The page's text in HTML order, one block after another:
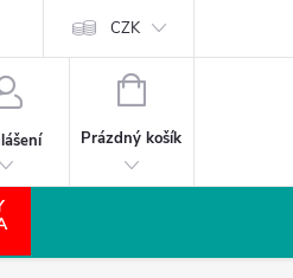
CZK
NÁKUPNÍ KOŠÍK
Prázdný košík